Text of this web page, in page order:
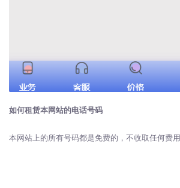
如何租赁本网站的电话号码
本网站上的所有号码都是免费的，不收取任何费用